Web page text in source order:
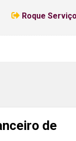
Roque
de